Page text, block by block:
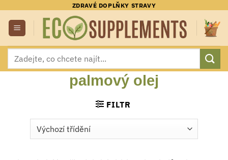
obsah
ZDRAVÉ DOPLŇKY STRAVY
Hledat:
palmový olej
FILTR